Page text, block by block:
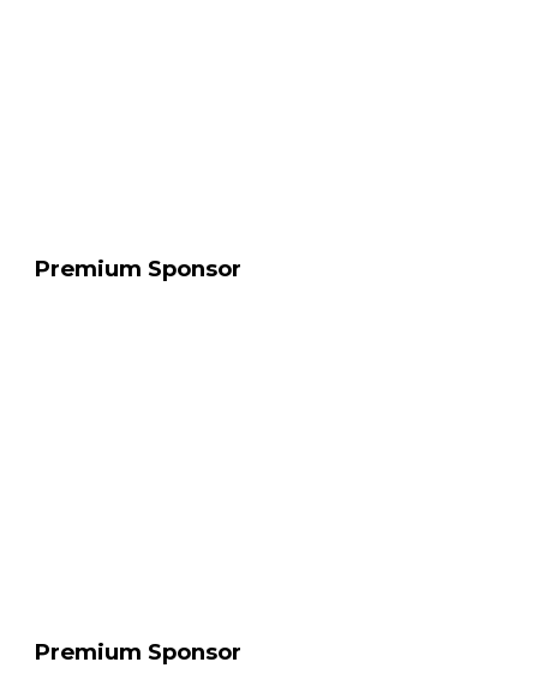
Premium Sponsor
Premium Sponsor